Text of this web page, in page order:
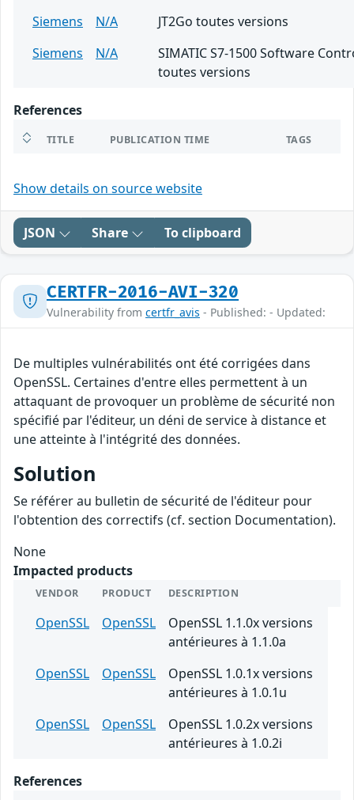
Siemens
N/A
JT2Go toutes versions
Siemens
N/A
SIMATIC S7-1500 Software
toutes versions
References
TITLE PUBLICATION TIME TAGS
Show details on source website
JSON Share To clipboard
CERTFR-2016-AVI-320
Vulnerability from certfr_avis - Published: - Updated:
De multiples vulnérabilités ont été corrigées dans
OpenSSL. Certaines d'entre elles permettent à un
attaquant de provoquer un problème de sécurité non
spécifié par l'éditeur, un déni de service à distance et
une atteinte à l'intégrité des données.
Solution
Se référer au bulletin de sécurité de l'éditeur pour
l'obtention des correctifs (cf. section Documentation).
None
Impacted products
VENDOR PRODUCT DESCRIPTION
OpenSSL OpenSSL
OpenSSL 1.1.0x versions
antérieures à 1.1.0a
OpenSSL
OpenSSL
OpenSSL 1.0.1x versions
antérieures à 1.0.1u
OpenSSL
OpenSSL
OpenSSL 1.0.2x versions
antérieures à 1.0.2i
References